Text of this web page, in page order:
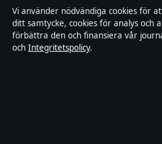
Ägande & finansiering
Integritetspolicy
Vi använder nödvändiga cookies för
ditt samtycke, cookies för analys och
förbättra den och finansiera vår
och Integritetspolicy.